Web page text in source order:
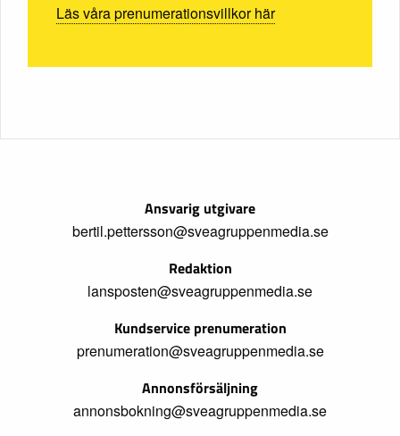
Läs våra prenumerationsvillkor här
Ansvarig utgivare
bertil.pettersson@sveagruppenmedia.se
Redaktion
lansposten@sveagruppenmedia.se
Kundservice prenumeration
prenumeration@sveagruppenmedia.se
Annonsförsäljning
annonsbokning@sveagruppenmedia.se